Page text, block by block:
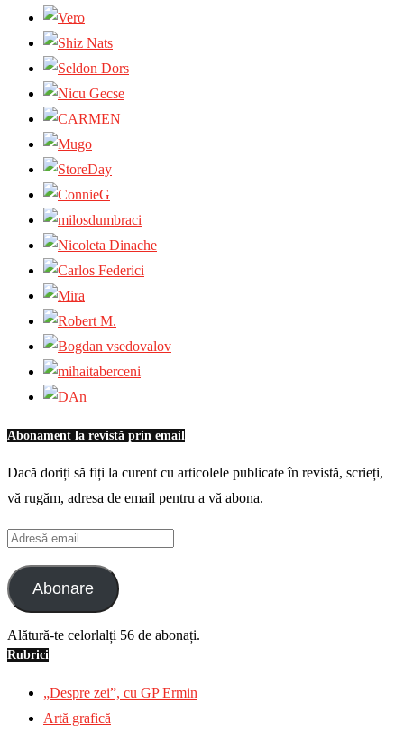
Abonament la revistă prin email
Dacă doriți să fiți la curent cu articolele publicate în revistă, scrieți,
vă rugăm, adresa de email pentru a vă abona.
Adresă
email
Abonare
Alătură-te celorlalți 56 de abonați.
Rubrici
„Despre zei”, cu GP Ermin
Artă grafică